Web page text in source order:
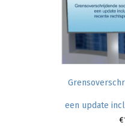
een update
€